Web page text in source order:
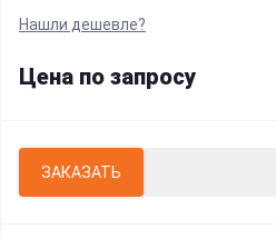
Нашли дешевле?
Цена по запросу
ЗАКАЗАТЬ